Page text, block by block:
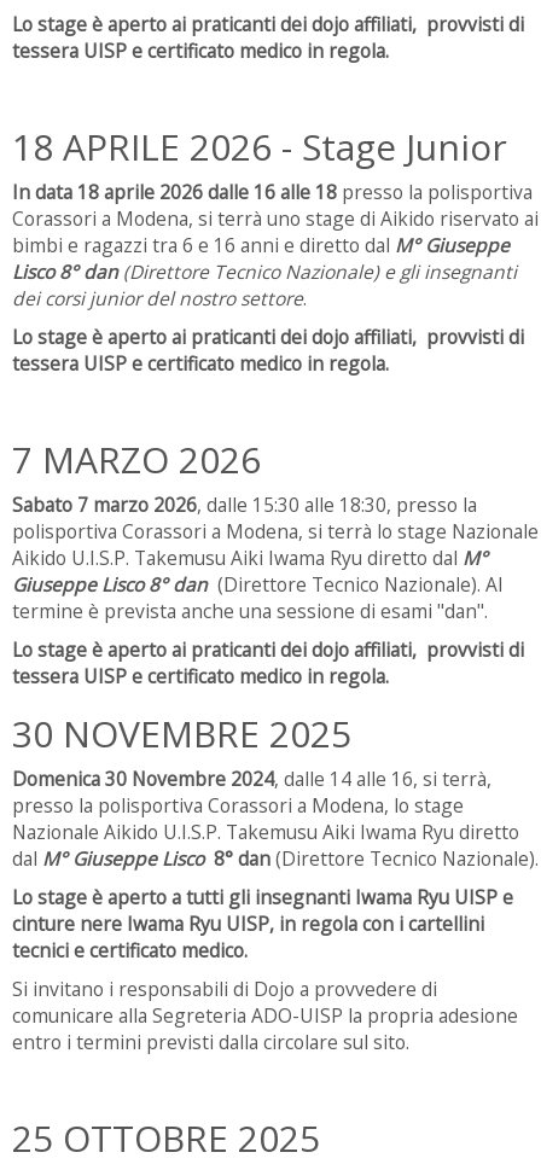
Lo stage è aperto ai praticanti dei dojo affiliati, provvisti di
tessera UISP e certificato medico in regola.
18 APRILE 2026 - Stage Junior
In data 18 aprile 2026 dalle 16 alle 18 presso la polisportiva
Corassori a Modena, si terrà uno stage di Aikido riservato ai
bimbi e ragazzi tra 6 e 16 anni e diretto dal M° Giuseppe
Lisco 8° dan (Direttore Tecnico Nazionale) e gli insegnanti
dei corsi junior del nostro settore.
Lo stage è aperto ai praticanti dei dojo affiliati, provvisti di
tessera UISP e certificato medico in regola.
7 MARZO 2026
Sabato 7 marzo 2026, dalle 15:30 alle 18:30, presso la
polisportiva Corassori a Modena, si terrà lo stage Nazionale
Aikido U.I.S.P. Takemusu Aiki Iwama Ryu diretto dal M°
Giuseppe Lisco 8° dan(Direttore Tecnico Nazionale). Al
termine è prevista anche una sessione di esami "dan".
Lo stage è aperto ai praticanti dei dojo affiliati, provvisti di
tessera UISP e certificato medico in regola.
30 NOVEMBRE 2025
Domenica 30 Novembre 2024, dalle 14 alle 16, si terrà,
presso la polisportiva Corassori a Modena, lo stage
Nazionale Aikido U.I.S.P. Takemusu Aiki Iwama Ryu diretto
dal M° Giuseppe Lisco 8° dan(Direttore Tecnico Nazionale).
Lo stage è aperto a tutti gli insegnanti Iwama Ryu UISP e
cinture nere Iwama Ryu UISP, in regola con i cartellini
tecnici e certificato medico.
Si invitano i responsabili di Dojo a provvedere di
comunicare alla Segreteria ADO-UISP la propria adesione
entro i termini previsti dalla circolare sul sito.
25 OTTOBRE 2025